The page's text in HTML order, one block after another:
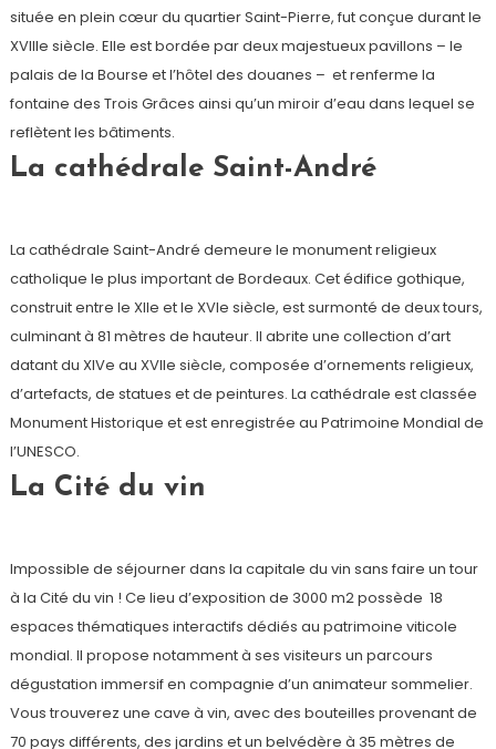
située en plein cœur du quartier Saint-Pierre, fut conçue durant le
XVIIIe siècle. Elle est bordée par deux majestueux pavillons – le
palais de la Bourse et l’hôtel des douanes – et renferme la
fontaine des Trois Grâces ainsi qu’un miroir d’eau dans lequel se
reflètent les bâtiments.
La cathédrale Saint-André
La cathédrale Saint-André demeure le monument religieux
catholique le plus important de Bordeaux. Cet édifice gothique,
construit entre le XIIe et le XVIe siècle, est surmonté de deux tours,
culminant à 81 mètres de hauteur. Il abrite une collection d’art
datant du XIVe au XVIIe siècle, composée d’ornements religieux,
d’artefacts, de statues et de peintures. La cathédrale est classée
Monument Historique et est enregistrée au Patrimoine Mondial de
l’UNESCO.
La Cité du vin
Impossible de séjourner dans la capitale du vin sans faire un tour
à la Cité du vin ! Ce lieu d’exposition de 3000 m2 possède 18
espaces thématiques interactifs dédiés au patrimoine viticole
mondial. Il propose notamment à ses visiteurs un parcours
dégustation immersif en compagnie d’un animateur sommelier.
Vous trouverez une cave à vin, avec des bouteilles provenant de
70 pays différents, des jardins et un belvédère à 35 mètres de